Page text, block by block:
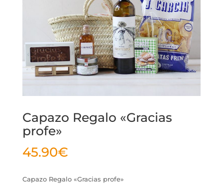
Capazo Regalo «Gracias
profe»
45.90€
Capazo Regalo «Gracias profe»